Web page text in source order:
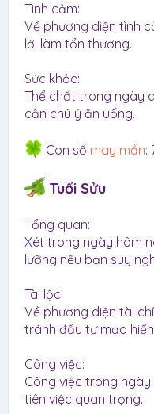
Tình cảm:
Về phương diện tình
lời làm tổn thương.
Sức khỏe:
Thể chất trong ngày
cần chú ý ăn uống.
Con số may mắn:
Tuổi Sửu
Tổng quan:
Xét trong ngày hôm
lưỡng nếu bạn suy
Tài lộc:
Về phương diện tài
tránh đầu tư mạo
Công việc:
Công việc trong
tiên việc quan trọng.